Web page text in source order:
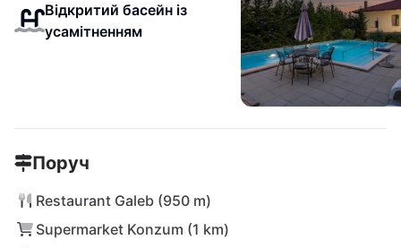
Відкритий басейн із
усамітненням
Поруч
Restaurant Galeb (950 m)
Supermarket Konzum (1 km)